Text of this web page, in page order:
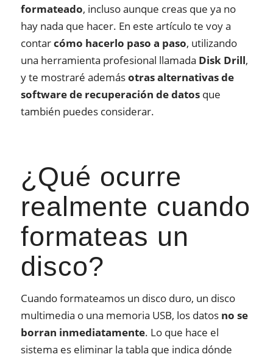
formateado, incluso aunque creas que ya no
hay nada que hacer. En este artículo te voy a
contarcómo hacerlo paso a paso, utilizando
una herramienta profesional llamada Disk Drill,
y te mostraré ademásotras alternativas de
software de recuperación de datosque
también puedes considerar.
¿Qué ocurre
realmente cuando
formateas un
disco?
Cuando formateamos un disco duro, un disco
multimedia o una memoria USB, los datos no se
borran inmediatamente. Lo que hace el
sistema es eliminar la tabla que indica dónde